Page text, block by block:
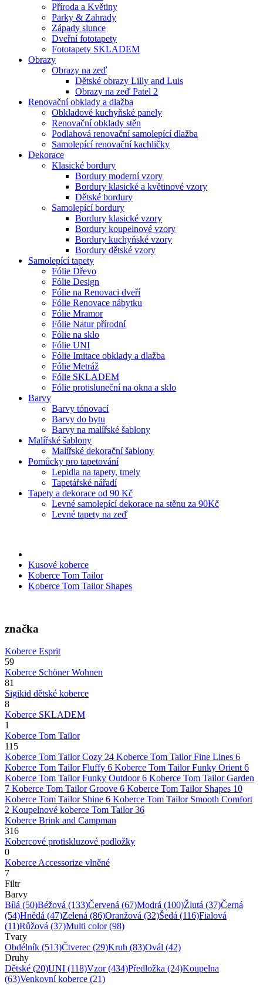
Příroda a Květiny
Parky & Zahrady
Západy slunce
Dveřní fototapety
Fototapety SKLADEM
Obrazy
Obrazy na zeď
Dětské obrazy Lilly and Luis
Obrazy na zeď Patel 2
Renovační obklady a dlažba
Obkladové kuchyňské panely
Renovační obklady stěn
Podlahová renovační samolepící dlažba
Samolepící renovační kachličky
Dekorace
Klasické bordury
Bordury moderní vzory
Bordury klasické a květinové vzory
Dětské bordury
Samolepící bordury
Bordury klasické vzory
Bordury koupelnové vzory
Bordury kuchyňské vzory
Bordury dětské vzory
Samolepící tapety
Fólie Dřevo
Fólie Design
Fólie na Renovaci dveří
Fólie Renovace nábytku
Fólie Mramor
Fólie Natur přírodní
Fólie na sklo
Fólie UNI
Fólie Imitace obklady a dlažba
Fólie Metráž
Fólie SKLADEM
Fólie protisluneční na okna a sklo
Barvy
Barvy tónovací
Barvy do bytu
Barvy na malířské šablony
Malířské šablony
Malířské dekorační šablony
Pomůcky pro tapetování
Lepidla na tapety, tmely
Tapetářské nářadí
Tapety a dekorace od 90 Kč
Levné samolepící dekorace na stěnu za 90Kč
Levné tapety na zeď
Kusové koberce
Koberce Tom Tailor
Koberce Tom Tailor Shapes
značka
Koberce Esprit
59
Koberce Schöner Wohnen
81
Sigikid dětské koberce
8
Koberce SKLADEM
1
Koberce Tom Tailor
115
Koberce Tom Tailor Cozy 24 Koberce Tom Tailor Fine Lines 6
Koberce Tom Tailor Fluffy 6 Koberce Tom Tailor Funky Orient 6
Koberce Tom Tailor Funky Outdoor6 Koberce Tom Tailor Garden
7 Koberce Tom Tailor Groove 6 Koberce Tom Tailor Shapes 10
Koberce Tom Tailor Shine 6 Koberce Tom Tailor Smooth Comfort
2 Koupelnové koberce Tom Tailor36
Koberce Brink and Campman
316
Kobercové protiskluzové podložky
0
Koberce Accessorize vlněné
7
Filtr
Barvy
Bílá (50)Béžová (133)Červená (67)Modrá (100)Žlutá (37)Černá
(54)Hnědá (47)Zelená (86)Oranžová (32)Šedá (116)Fialová
(11)Růžová (37)Multi color(98)
Tvary
Obdélník (513)Čtverec (29)Kruh (83)Ovál (42)
Druhy
Dětské (20)UNI (118)Vzor(434)Předložka (24)Koupelna
(63)Venkovní koberce (21)